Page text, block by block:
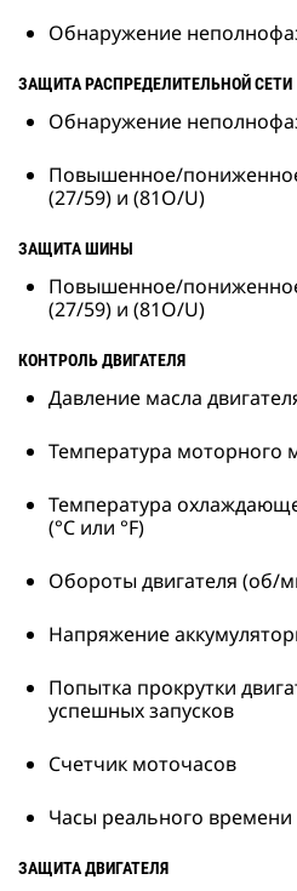
Обнаружение
ЗАЩИТА РАСПРЕДЕЛИТЕЛЬНОЙ СЕТИ
Обнаружение
Повышенное/
(27/59) и (81O/U)
ЗАЩИТА ШИНЫ
Повышенное/
(27/59) и (81O/U)
КОНТРОЛЬ ДВИГАТЕЛЯ
Давление масла
Температура моторного
Температура
(°C или °F)
Обороты двигателя (об/
Напряжение
Попытка прокрутки
успешных запусков
Счетчик моточасов
Часы реального времени
ЗАЩИТА ДВИГАТЕЛЯ